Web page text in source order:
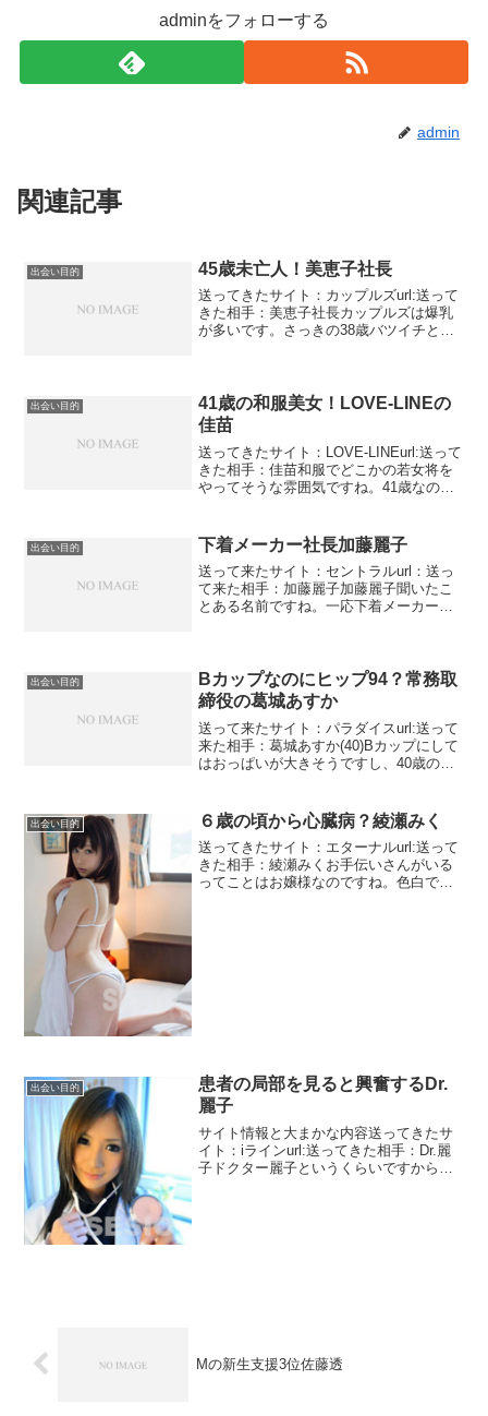
adminをフォローする
admin
関連記事
出会い目的 45歳未亡人！美恵子社長
送ってきたサイト：カップルズurl:送って
きた相手：美恵子社長カップルズは爆乳
が多いです。さっきの38歳バツイチと違
端ないです。さら...
出会い目的
41歳の和服美女！LOVE-LINEの
佳苗
送ってきたサイト：LOVE-LINEurl:送って
きた相手：佳苗和服でどこかの若女将を
やってそうな雰囲気ですね。41歳なので
さいとなぜか上から目線です。自分と釣
り合う男...
出会い目的 下着メーカー社長加藤麗子
送って来たサイト：セントラルurl：送っ
て来た相手：加藤麗子加藤麗子聞いたこ
とある名前ですね。一応下着メーカーの
は出会い系に登録す...
出会い目的
Bカップなのにヒップ94？常務取
締役の葛城あすか
送って来たサイト：パラダイスurl:送って
来た相手：葛城あすか(40)Bカップにして
はおっぱいが大きそうですし、40歳の割
が94センチっておかしいです。そんな人
いるの...
出会い目的 ６歳の頃から心臓病？綾瀬みく
送ってきたサイト：エターナルurl:送って
きた相手：綾瀬みくお手伝いさんがいる
ってことはお嬢様なのですね。色白でス
出会い目的
患者の局部を見ると興奮するDr.
麗子
サイト情報と大まかな内容送ってきたサ
イト：iラインurl:送ってきた相手：Dr.麗
子ドクター麗子というくらいですから医
Mの新生支援3位佐藤透